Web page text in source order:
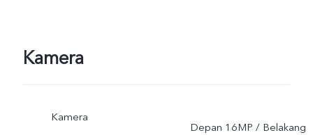
Kamera
Kamera
Depan 16MP / Belakang